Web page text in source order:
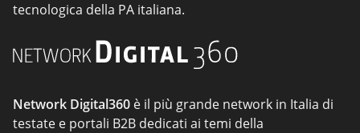
tecnologica della PA italiana.
Network Digital360 è il più grande network in Italia di
testate e portali B2B dedicati ai temi della